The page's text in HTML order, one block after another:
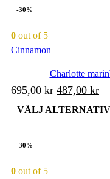
-30%
0 out of 5
Cinnamon
Charlotte
695,00kr Det
ursprungliga
priset
487,00 krDet
VÄLJ ALTERNATIV
-30%
0 out of 5